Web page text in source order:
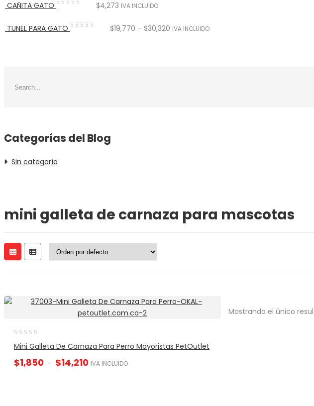
CAÑITA GATO $4,273 IVA INCLUIDO
TUNEL PARA GATO $19,770 – $30,320 IVA INCLUIDO
Categorías del Blog
Sin categoría
mini galleta de carnaza para mascotas
Mini Galleta De Carnaza Para Perro Mayoristas PetOutlet
$1,850 – $14,210 IVA INCLUIDO
Mostrando el único